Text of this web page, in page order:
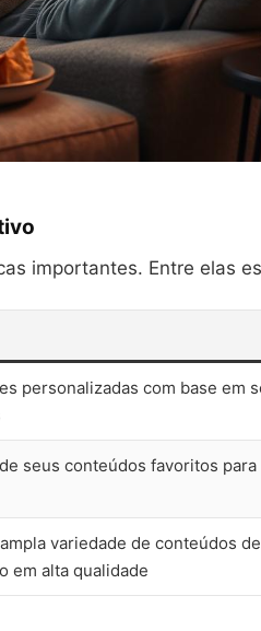
importantes. Entre elas
personalizadas com base em
seus conteúdos favoritos
variedade de conteúdos de
em alta qualidade